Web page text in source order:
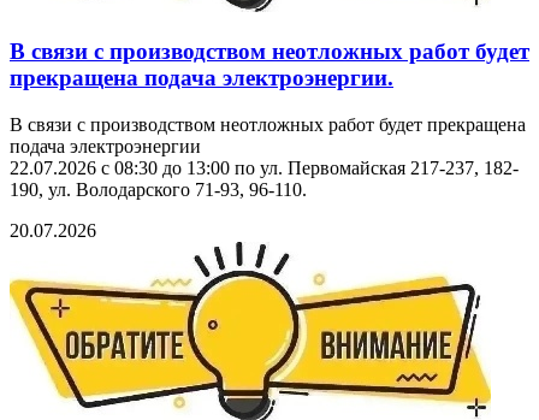
В связи с производством неотложных работ будет
прекращена подача электроэнергии.
В связи с производством неотложных работ будет прекращена
подача электроэнергии
22.07.2026 с 08:30 до 13:00 по ул. Первомайская 217-237, 182-
190, ул. Володарского 71-93, 96-110.
20.07.2026